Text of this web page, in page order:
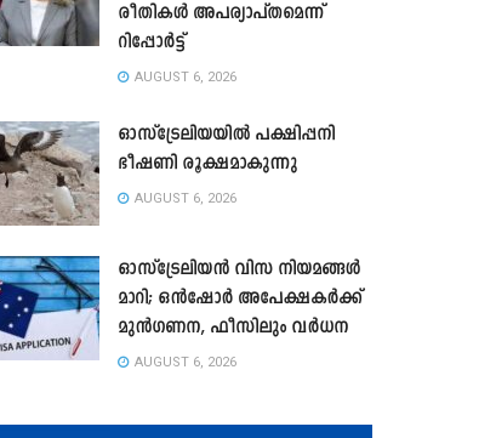
രീതികൾ അപര്യാപ്തമെന്ന്
റിപ്പോർട്ട്
AUGUST 6, 2026
ഓസ്ട്രേലിയയിൽ പക്ഷിപ്പനി
ഭീഷണി രൂക്ഷമാകുന്നു
AUGUST 6, 2026
ഓസ്‌ട്രേലിയൻ വിസ നിയമങ്ങൾ
മാറി; ഒൻഷോർ അപേക്ഷകർക്ക്
മുൻഗണന, ഫീസിലും വർധന
AUGUST 6, 2026